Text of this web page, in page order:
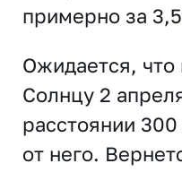
примерно за
Ожидается, что
Солнцу 2
расстоянии
от него.